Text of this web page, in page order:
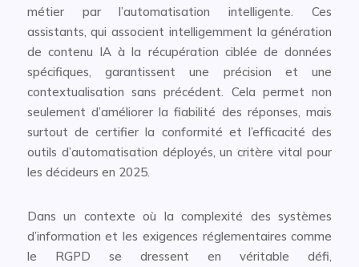
métier par l’automatisation intelligente. Ces
assistants, qui associent intelligemment la génération
de contenu IA à la récupération ciblée de données
spécifiques, garantissent une précision et une
contextualisation sans précédent. Cela permet non
seulement d’améliorer la fiabilité des réponses, mais
surtout de certifier la conformité et l’efficacité des
outils d’automatisation déployés, un critère vital pour
les décideurs en 2025.
Dans un contexte où la complexité des systèmes
d’information et les exigences réglementaires comme
le RGPD se dressent en véritable défi,